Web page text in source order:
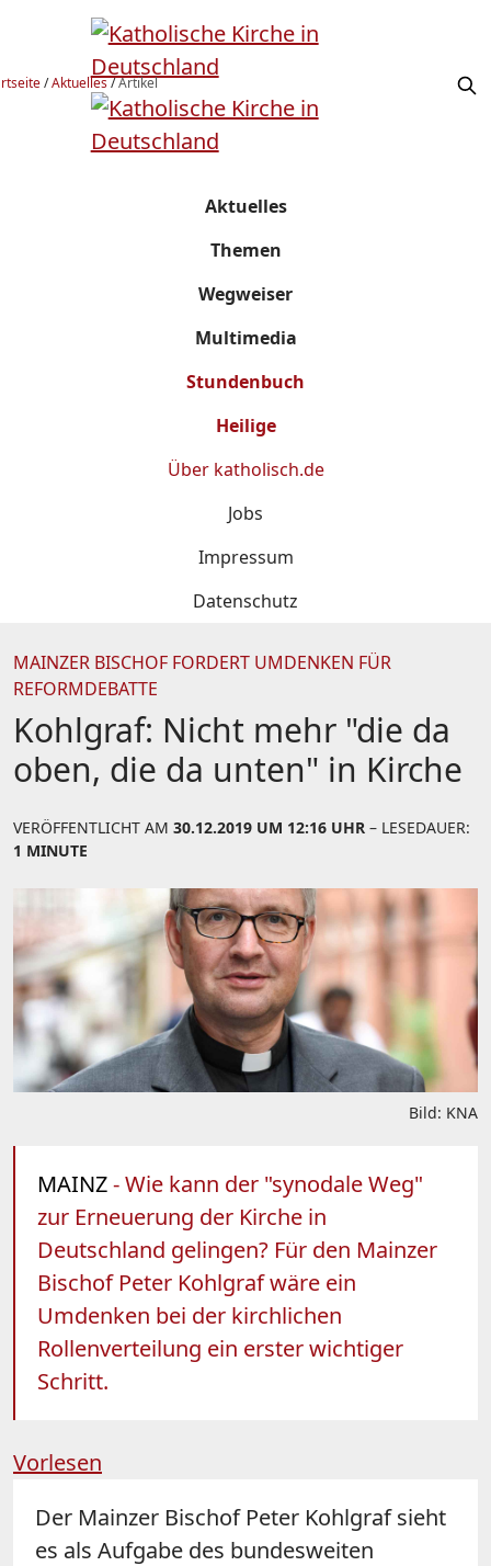
/Aktuelles/Artikel
Aktuelles
Themen
Wegweiser
Multimedia
Stundenbuch
Heilige
Über katholisch.de
Jobs
Impressum
Datenschutz
MAINZER BISCHOF FORDERT UMDENKEN FÜR
REFORMDEBATTE
Kohlgraf: Nicht mehr "die da
oben, die da unten" in Kirche
VERÖFFENTLICHT AM 30.12.2019 UM 12:16 UHR – LESEDAUER:
1 MINUTE
Bild: KNA
MAINZ- Wie kann der "synodale Weg"
zur Erneuerung der Kirche in
Deutschland gelingen? Für den Mainzer
Bischof Peter Kohlgraf wäre ein
Umdenken bei der kirchlichen
Rollenverteilung ein erster wichtiger
Schritt.
Vorlesen
Der Mainzer Bischof Peter Kohlgrafsieht
es als Aufgabe des bundesweiten